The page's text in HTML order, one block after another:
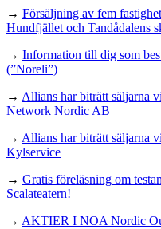
→ Försäljning av fem
Hundfjället och Tandådalens
→ Information till dig som
(”Noreli”)
→ Allians har biträtt säljarna
Network Nordic AB
→ Allians har biträtt säljarna
Kylservice
→ Gratis föreläsning om
Scalateatern!
→ AKTIER I NOA Nordic